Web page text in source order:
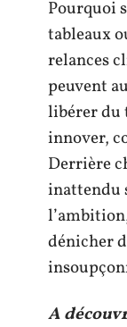
Pourquoi
tableaux
relances
peuvent
libérer du
innover,
Derrière
inattendu
dénicher
A